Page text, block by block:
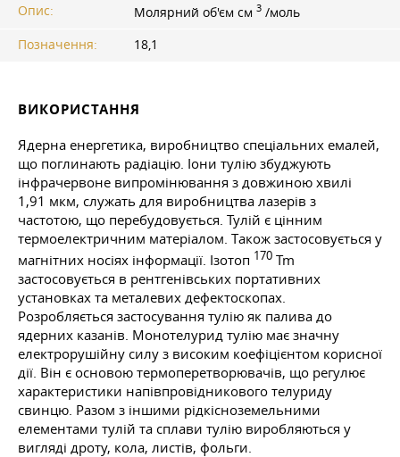
Опис:
Молярний об'єм см 3 /моль
Позначення:
18,1
ВИКОРИСТАННЯ
Ядерна енергетика, виробництво спеціальних емалей,
що поглинають радіацію. Іони тулію збуджують
інфрачервоне випромінювання з довжиною хвилі
1,91 мкм, служать для виробництва лазерів з
частотою, що перебудовується. Тулій є цінним
термоелектричним матеріалом. Також застосовується у
магнітних носіях інформації. Ізотоп 170 Tm
застосовується в рентгенівських портативних
установках та металевих дефектоскопах.
Розробляється застосування тулію як палива до
ядерних казанів. Монотелурид тулію має значну
електрорушійну силу з високим коефіцієнтом корисної
дії. Він є основою термоперетворювачів, що регулює
характеристики напівпровідникового телуриду
свинцю. Разом з іншими рідкісноземельними
елементами тулій та сплави тулію виробляються у
вигляді дроту, кола, листів, фольги.